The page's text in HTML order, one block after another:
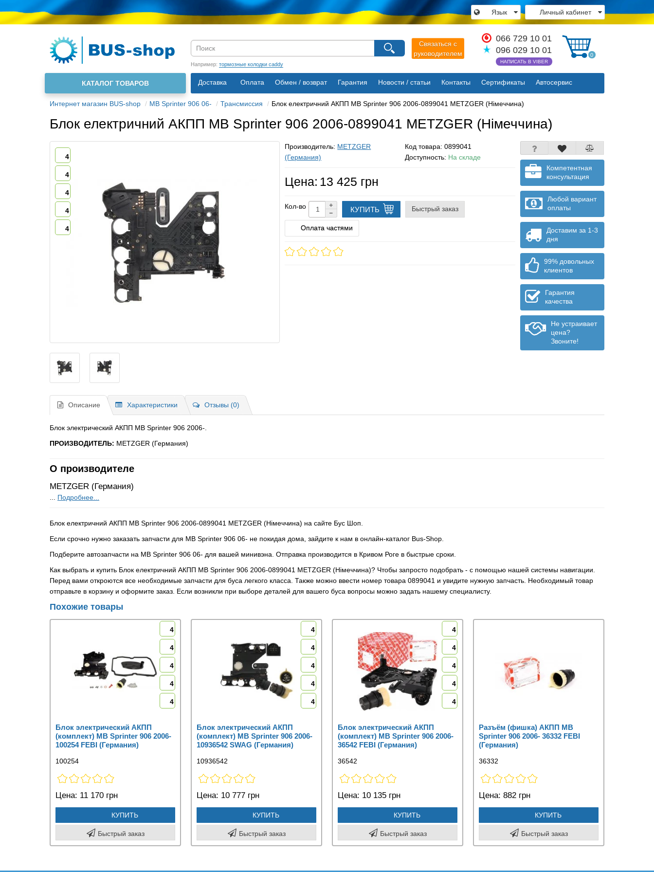
Личный кабинет
Язык
Связаться с
руководителем
066 729 10 01
096 029 10 01
НАПИСАТЬ В VIBER
0
Например: тормозные колодки caddy
Доставка Оплата Обмен / возврат Гарантия Новости / статьи Контакты Сертификаты Автосервис
О нас
КАТАЛОГ ТОВАРОВ
Интернет магазин BUS-shop MB Sprinter 906 06- Трансмиссия Блок електричний АКПП MB Sprinter 906 2006-0899041 METZGER (Німеччина)
×
Закрыть
Блок електричний АКПП MB Sprinter 906 2006-0899041 METZGER (Німеччина)
4
4
4
4
4
Производитель: METZGER
(Германия)
Код товара: 0899041
Доступность: На складе
Цена: 13 425 грн
Кол-во КУПИТЬ Быстрый заказ
Оплата частями
Компетентная
консультация
Любой вариант
оплаты
Доставим за 1-3
дня
99% довольных
клиентов
Гарантия
качества
Не устраивает
цена?
Звоните!
Описание Характеристики Отзывы (0)
Блок электрический АКПП MB Sprinter 906 2006-.
ПРОИЗВОДИТЕЛЬ: METZGER (Германия)
О производителе
METZGER (Германия)
... Подробнее...
Блок електричний АКПП MB Sprinter 906 2006-0899041 METZGER (Німеччина) на сайте Бус Шоп.
Если срочно нужно заказать запчасти для MB Sprinter 906 06- не покидая дома, зайдите к нам в онлайн-каталог Bus-Shop.
Подберите автозапчасти на MB Sprinter 906 06- для вашей минивэна. Отправка производится в Кривом Роге в быстрые сроки.
Как выбрать и купить Блок електричний АКПП MB Sprinter 906 2006-0899041 METZGER (Німеччина)? Чтобы запросто подобрать - с помощью нашей системы навигации.
Перед вами откроются все необходимые запчасти для буса легкого класса. Также можно ввести номер товара 0899041 и увидите нужную запчасть. Необходимый товар
отправьте в корзину и оформите заказ. Если возникли при выборе деталей для вашего буса вопросы можно задать нашему специалисту.
Похожие товары
4
4
4
4
4
Блок электрический АКПП
(комплект) MB Sprinter 906 2006-
100254 FEBI (Германия)
100254
Цена: 11 170 грн
КУПИТЬ
Быстрый заказ
4
4
4
4
4
Блок электрический АКПП
(комплект) MB Sprinter 906 2006-
10936542 SWAG (Германия)
10936542
Цена: 10 777 грн
КУПИТЬ
Быстрый заказ
4
4
4
4
4
Блок электрический АКПП
(комплект) MB Sprinter 906 2006-
36542 FEBI (Германия)
36542
Цена: 10 135 грн
КУПИТЬ
Быстрый заказ
Разъём (фишка) АКПП MB
Sprinter 906 2006- 36332 FEBI
(Германия)
36332
Цена: 882 грн
КУПИТЬ
Быстрый заказ